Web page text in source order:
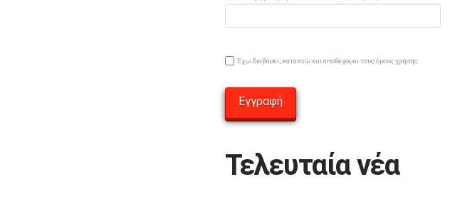
Έχω διαβάσει, κατανοώ και αποδέχομαι τους όρους χρήσης
Τελευταία νέα